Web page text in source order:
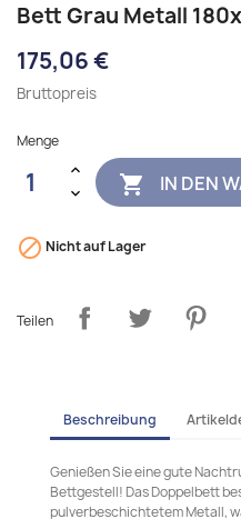
Bett Grau Metall
175,06 €
Bruttopreis
Menge
 IN DEN
 Nicht auf Lager
Teilen
Beschreibung
Genießen Sie eine gute
Bettgestell! Das Doppelbett
pulverbeschichtetem Metall,